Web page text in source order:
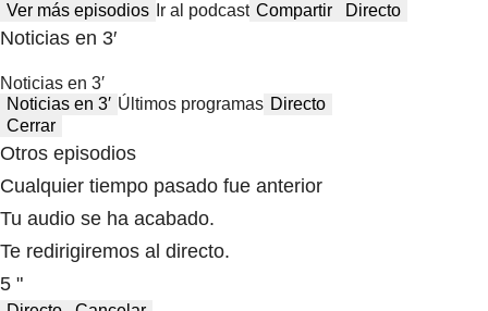
Ver más episodios Ir al podcast Compartir Directo
Noticias en 3′
Noticias en 3′
Noticias en 3′ Últimos programas Directo
Cerrar
Otros episodios
Cualquier tiempo pasado fue anterior
Tu audio se ha acabado.
Te redirigiremos al directo.
5 "